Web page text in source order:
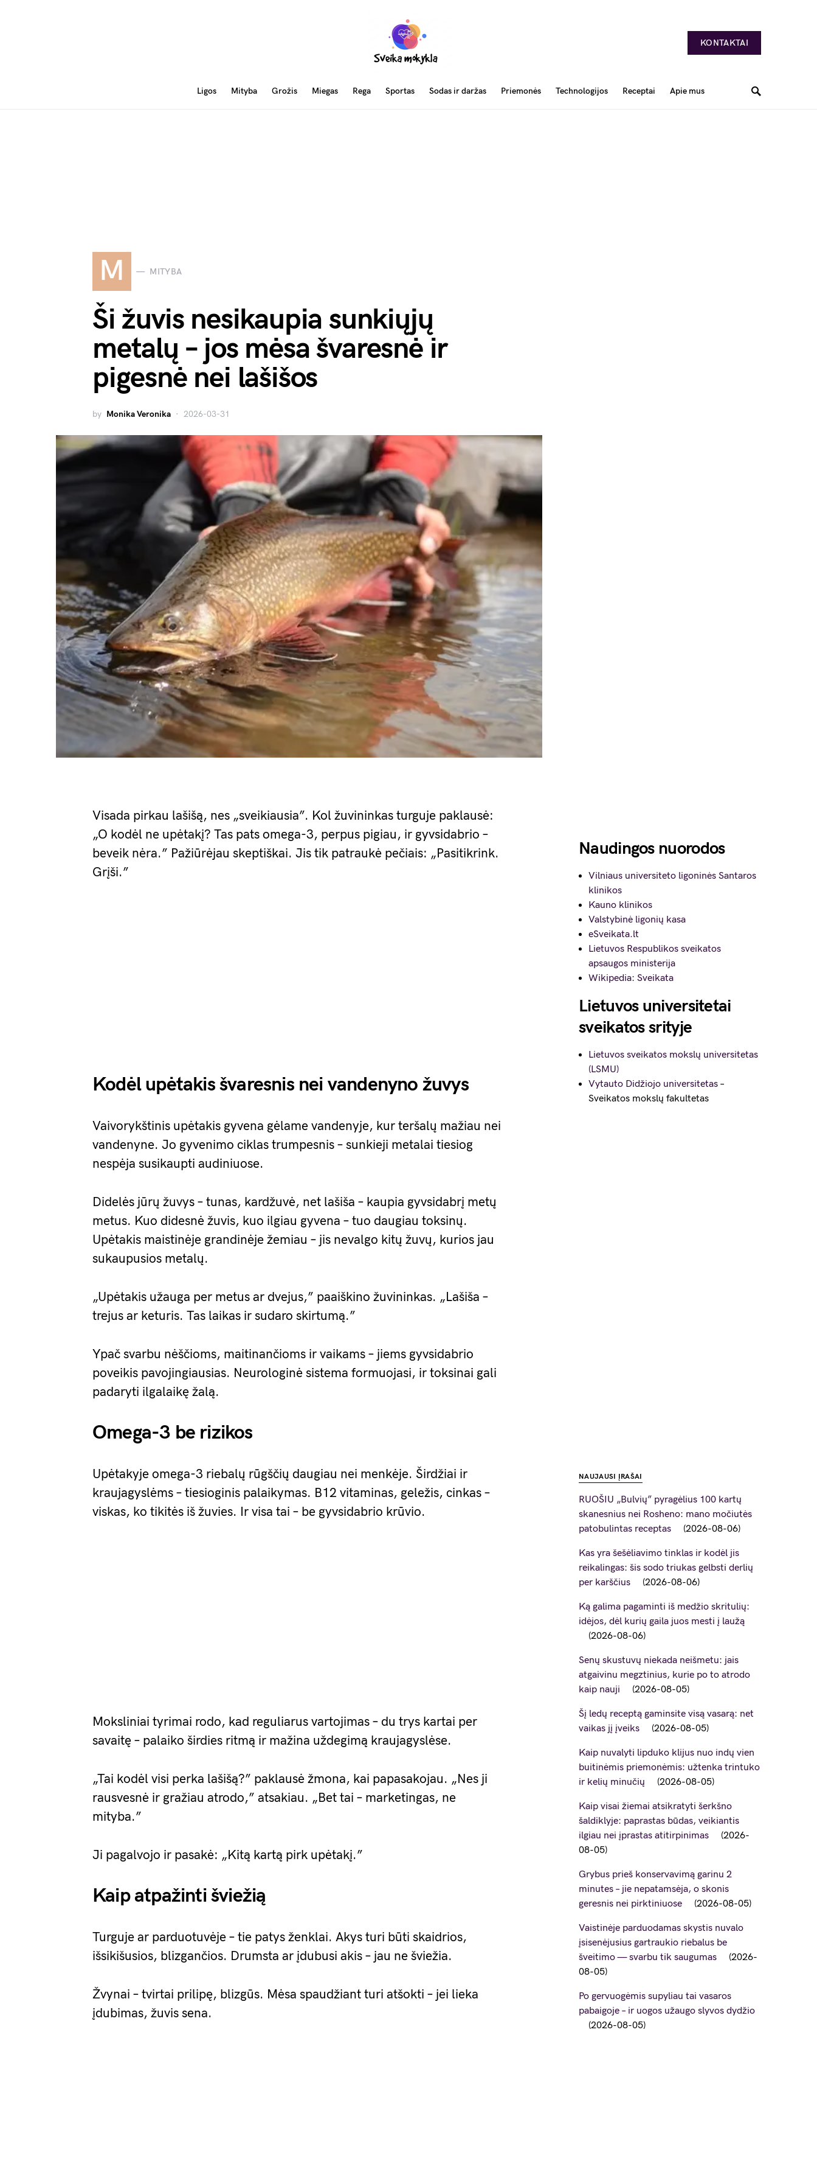
KONTAKTAI
Ligos Mityba Grožis Miegas Rega Sportas Sodas ir daržas Priemonės Technologijos Receptai Apie mus
M MITYBA
Ši žuvis nesikaupia sunkiųjų
metalų – jos mėsa švaresnė ir
pigesnė nei lašišos
by Monika Veronika 2026-03-31
Visada pirkau lašišą, nes „sveikiausia”. Kol žuvininkas turguje paklausė:
„O kodėl ne upėtakį? Tas pats omega-3, perpus pigiau, ir gyvsidabrio –
beveik nėra.” Pažiūrėjau skeptiškai. Jis tik patraukė pečiais: „Pasitikrink.
Grįši.”
Kodėl upėtakis švaresnis nei vandenyno žuvys
Vaivorykštinis upėtakis gyvena gėlame vandenyje, kur teršalų mažiau nei
vandenyne. Jo gyvenimo ciklas trumpesnis – sunkieji metalai tiesiog
nespėja susikaupti audiniuose.
Didelės jūrų žuvys – tunas, kardžuvė, net lašiša – kaupia gyvsidabrį metų
metus. Kuo didesnė žuvis, kuo ilgiau gyvena – tuo daugiau toksinų.
Upėtakis maistinėje grandinėje žemiau – jis nevalgo kitų žuvų, kurios jau
sukaupusios metalų.
„Upėtakis užauga per metus ar dvejus,” paaiškino žuvininkas. „Lašiša –
trejus ar keturis. Tas laikas ir sudaro skirtumą.”
Ypač svarbu nėščioms, maitinančioms ir vaikams – jiems gyvsidabrio
poveikis pavojingiausias. Neurologinė sistema formuojasi, ir toksinai gali
padaryti ilgalaikę žalą.
Omega-3 be rizikos
Upėtakyje omega-3 riebalų rūgščių daugiau nei menkėje. Širdžiai ir
kraujagyslėms – tiesioginis palaikymas. B12 vitaminas, geležis, cinkas –
viskas, ko tikitės iš žuvies. Ir visa tai – be gyvsidabrio krūvio.
Moksliniai tyrimai rodo, kad reguliarus vartojimas – du trys kartai per
savaitę – palaiko širdies ritmą ir mažina uždegimą kraujagyslėse.
„Tai kodėl visi perka lašišą?” paklausė žmona, kai papasakojau. „Nes ji
rausvesnė ir gražiau atrodo,” atsakiau. „Bet tai – marketingas, ne
mityba.”
Ji pagalvojo ir pasakė: „Kitą kartą pirk upėtakį.”
Kaip atpažinti šviežią
Turguje ar parduotuvėje – tie patys ženklai. Akys turi būti skaidrios,
išsikišusios, blizgančios. Drumsta ar įdubusi akis – jau ne šviežia.
Žvynai – tvirtai prilipę, blizgūs. Mėsa spaudžiant turi atšokti – jei lieka
įdubimas, žuvis sena.
Naudingos nuorodos
Vilniaus universiteto ligoninės Santaros
klinikos
Kauno klinikos
Valstybinė ligonių kasa
eSveikata.lt
Lietuvos Respublikos sveikatos
apsaugos ministerija
Wikipedia: Sveikata
Lietuvos universitetai
sveikatos srityje
Lietuvos sveikatos mokslų universitetas
(LSMU)
Vytauto Didžiojo universitetas –
Sveikatos mokslų fakultetas
NAUJAUSI ĮRAŠAI
RUOŠIU „Bulvių” pyragėlius 100 kartų
skanesnius nei Rosheno: mano močiutės
patobulintas receptas
2026-08-06
Kas yra šešėliavimo tinklas ir kodėl jis
reikalingas: šis sodo triukas gelbsti derlių
per karščius
2026-08-06
Ką galima pagaminti iš medžio skritulių:
idėjos, dėl kurių gaila juos mesti į laužą
2026-08-06
Senų skustuvų niekada neišmetu: jais
atgaivinu megztinius, kurie po to atrodo
kaip nauji
2026-08-05
Šį ledų receptą gaminsite visą vasarą: net
vaikas jį įveiks
2026-08-05
Kaip nuvalyti lipduko klijus nuo indų vien
buitinėmis priemonėmis: užtenka trintuko
ir kelių minučių
2026-08-05
Kaip visai žiemai atsikratyti šerkšno
šaldiklyje: paprastas būdas, veikiantis
ilgiau nei įprastas atitirpinimas
2026-
08-05
Grybus prieš konservavimą garinu 2
minutes – jie nepatamsėja, o skonis
geresnis nei pirktiniuose
2026-08-05
Vaistinėje parduodamas skystis nuvalo
įsisenėjusius gartraukio riebalus be
šveitimo — svarbu tik saugumas
2026-
08-05
Po gervuogėmis supyliau tai vasaros
pabaigoje – ir uogos užaugo slyvos dydžio
2026-08-05